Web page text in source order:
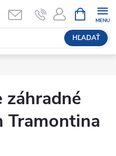
HĽADAŤ
KOŠÍK
záhradné
Tramontina